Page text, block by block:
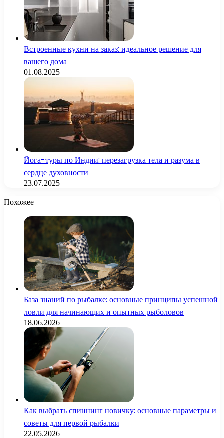
Встроенные кухни на заказ: идеальное решение для
вашего дома
01.08.2025
Йога-туры по Индии: перезагрузка тела и разума в
сердце духовности
23.07.2025
Похожее
База знаний по рыбалке: основные принципы успешной
ловли для начинающих и опытных рыболовов
18.06.2026
Как выбрать спиннинг новичку: основные параметры и
советы для первой рыбалки
22.05.2026